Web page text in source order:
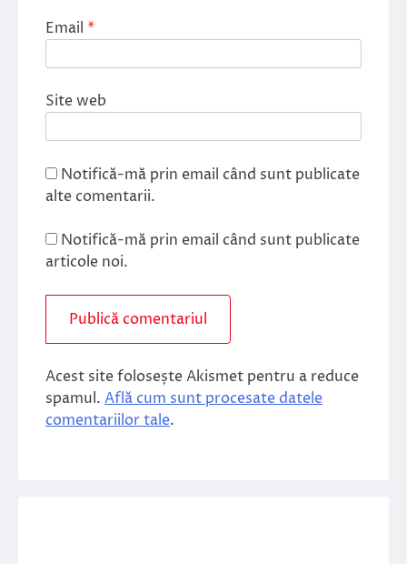
Email *
Site web
Notifică-mă prin email când sunt publicate
alte comentarii.
Notifică-mă prin email când sunt publicate
articole noi.
Acest site folosește Akismet pentru a reduce
spamul. Află cum sunt procesate datele
comentariilor tale.